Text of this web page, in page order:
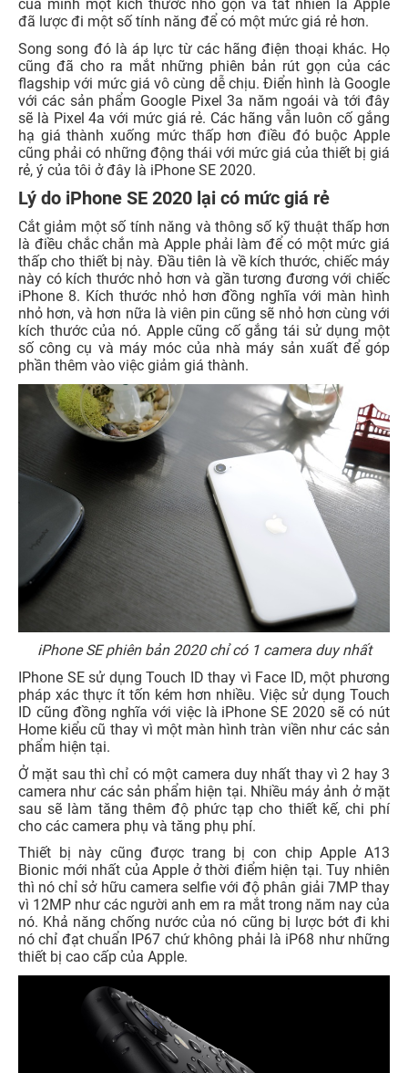
của mình một kích thước nhỏ gọn và tất nhiên là Apple
đã lược đi một số tính năng để có một mức giá rẻ hơn.
Song song đó là áp lực từ các hãng điện thoại khác. Họ
cũng đã cho ra mắt những phiên bản rút gọn của các
flagship với mức giá vô cùng dễ chịu. Điển hình là Google
với các sản phẩm Google Pixel 3a năm ngoái và tới đây
sẽ là Pixel 4a với mức giá rẻ. Các hãng vẫn luôn cố gắng
hạ giá thành xuống mức thấp hơn điều đó buộc Apple
cũng phải có những động thái với mức giá của thiết bị giá
rẻ, ý của tôi ở đây là iPhone SE 2020.
Lý do iPhone SE 2020 lại có mức giá rẻ
Cắt giảm một số tính năng và thông số kỹ thuật thấp hơn
là điều chắc chắn mà Apple phải làm để có một mức giá
thấp cho thiết bị này. Đầu tiên là về kích thước, chiếc máy
này có kích thước nhỏ hơn và gần tương đương với chiếc
iPhone 8. Kích thước nhỏ hơn đồng nghĩa với màn hình
nhỏ hơn, và hơn nữa là viên pin cũng sẽ nhỏ hơn cùng với
kích thước của nó. Apple cũng cố gắng tái sử dụng một
số công cụ và máy móc của nhà máy sản xuất để góp
phần thêm vào việc giảm giá thành.
iPhone SE phiên bản 2020 chỉ có 1 camera duy nhất
IPhone SE sử dụng Touch ID thay vì Face ID, một phương
pháp xác thực ít tốn kém hơn nhiều. Việc sử dụng Touch
ID cũng đồng nghĩa với việc là iPhone SE 2020 sẽ có nút
Home kiểu cũ thay vì một màn hình tràn viền như các sản
phẩm hiện tại.
Ở mặt sau thì chỉ có một camera duy nhất thay vì 2 hay 3
camera như các sản phẩm hiện tại. Nhiều máy ảnh ở mặt
sau sẽ làm tăng thêm độ phức tạp cho thiết kế, chi phí
cho các camera phụ và tăng phụ phí.
Thiết bị này cũng được trang bị con chip Apple A13
Bionic mới nhất của Apple ở thời điểm hiện tại. Tuy nhiên
thì nó chỉ sở hữu camera selfie với độ phân giải 7MP thay
vì 12MP như các người anh em ra mắt trong năm nay của
nó. Khả năng chống nước của nó cũng bị lược bớt đi khi
nó chỉ đạt chuẩn IP67 chứ không phải là iP68 như những
thiết bị cao cấp của Apple.